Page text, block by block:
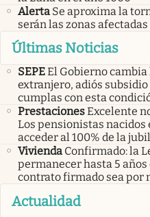
Alerta Se aproxima la
serán las zonas
Últimas Noticias
SEPEEl Gobierno cambia
extranjero, adiós
cumplas con esta
PrestacionesExcelente
Los pensionistas nacidos
acceder al 100% de la
Vivienda Confirmado: la
permanecer hasta 5
contrato firmado sea por
Actualidad